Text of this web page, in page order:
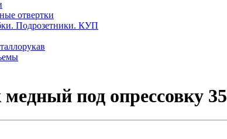
отвертки
Подрозетники. КУП
под опрессовку 35